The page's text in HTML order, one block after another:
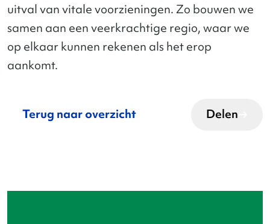
uitval van vitale voorzieningen. Zo bouwen we
samen aan een veerkrachtige regio, waar we
op elkaar kunnen rekenen als het erop
aankomt.
Terug naar overzicht Delen